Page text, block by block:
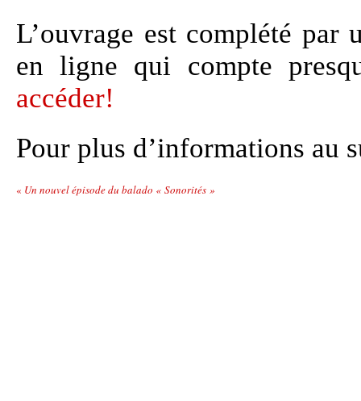
L’ouvrage est complété
en ligne qui compte
accéder!
Pour plus d’informations au
« Un nouvel épisode du balado « Sonorités »